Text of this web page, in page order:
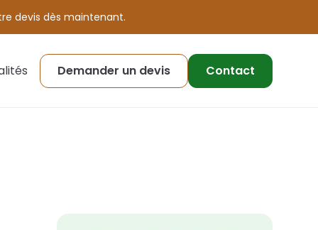
devis dès maintenant.
Demander un devis Contact